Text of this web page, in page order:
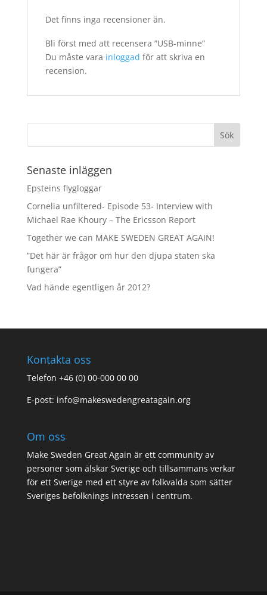
Det finns inga recensioner än.
Bli först med att recensera ”USB-minne”
Du måste vara inloggad för att skriva en
recension.
Senaste inläggen
Epsteins flygloggar
Cornelia unfiltered- Episode 53- Interview with
Michael Rae Khoury – The Ericsson Report
Together we can MAKE SWEDEN GREAT AGAIN!
”Det här är frågor om hur den djupa staten ska
fungera”
Vad hände egentligen år 2012?
Kontakta oss
Telefon +46 (0) 00-000 00 00
E-post: info@makeswedengreatagain.org
Om oss
Make Sweden Great Again är ett community av
personer som älskar Sverige och tillsammans verkar
för ett Sverige med ett styre av folkvalda som sätter
Sveriges befolknings intressen i centrum.